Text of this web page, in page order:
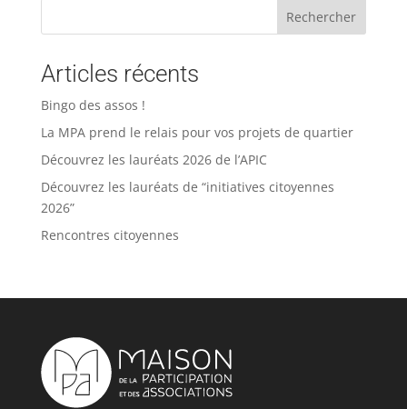
Rechercher
Articles récents
Bingo des assos !
La MPA prend le relais pour vos projets de quartier
Découvrez les lauréats 2026 de l’APIC
Découvrez les lauréats de “initiatives citoyennes
2026”
Rencontres citoyennes